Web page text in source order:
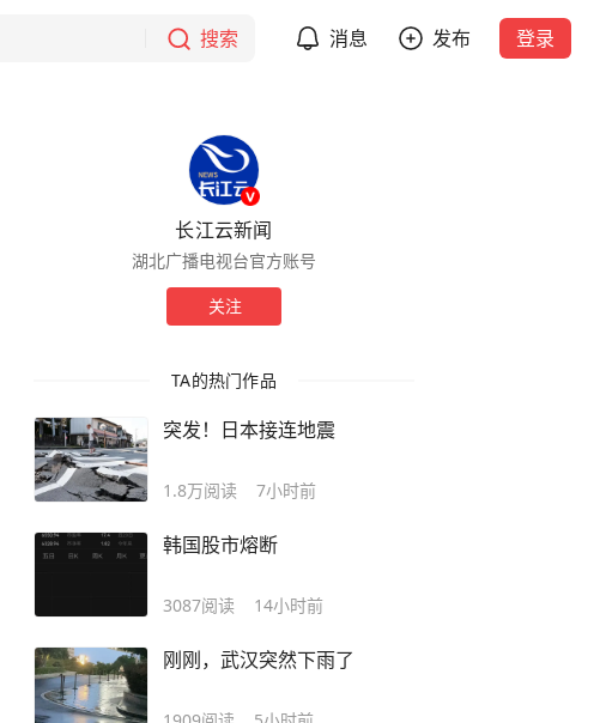
搜索 消息 发布 登录
长江云新闻
湖北广播电视台官方账号
关注
TA的热门作品
突发！日本接连地震
1.8万阅读 7小时前
韩国股市熔断
3087阅读 14小时前
刚刚，武汉突然下雨了